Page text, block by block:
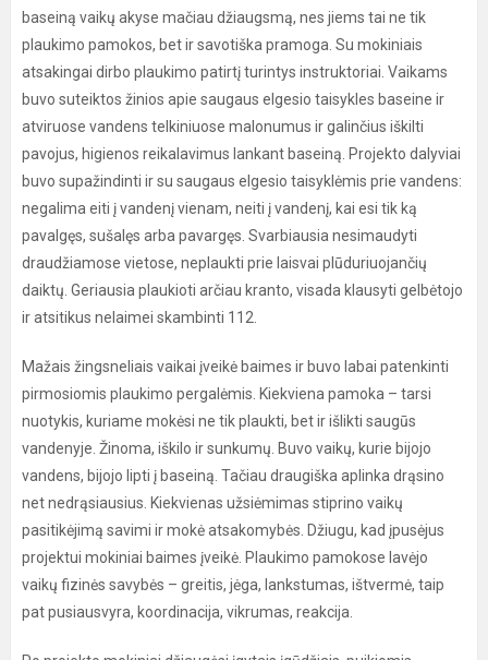
baseiną vaikų akyse mačiau džiaugsmą, nes jiems tai ne tik
plaukimo pamokos, bet ir savotiška pramoga. Su mokiniais
atsakingai dirbo plaukimo patirtį turintys instruktoriai. Vaikams
buvo suteiktos žinios apie saugaus elgesio taisykles baseine ir
atviruose vandens telkiniuose malonumus ir galinčius iškilti
pavojus, higienos reikalavimus lankant baseiną. Projekto dalyviai
buvo supažindinti ir su saugaus elgesio taisyklėmis prie vandens:
negalima eiti į vandenį vienam, neiti į vandenį, kai esi tik ką
pavalgęs, sušalęs arba pavargęs. Svarbiausia nesimaudyti
draudžiamose vietose, neplaukti prie laisvai plūduriuojančių
daiktų. Geriausia plaukioti arčiau kranto, visada klausyti gelbėtojo
ir atsitikus nelaimei skambinti 112.
Mažais žingsneliais vaikai įveikė baimes ir buvo labai patenkinti
pirmosiomis plaukimo pergalėmis. Kiekviena pamoka – tarsi
nuotykis, kuriame mokėsi ne tik plaukti, bet ir išlikti saugūs
vandenyje. Žinoma, iškilo ir sunkumų. Buvo vaikų, kurie bijojo
vandens, bijojo lipti į baseiną. Tačiau draugiška aplinka drąsino
net nedrąsiausius. Kiekvienas užsiėmimas stiprino vaikų
pasitikėjimą savimi ir mokė atsakomybės. Džiugu, kad įpusėjus
projektui mokiniai baimes įveikė. Plaukimo pamokose lavėjo
vaikų fizinės savybės – greitis, jėga, lankstumas, ištvermė, taip
pat pusiausvyra, koordinacija, vikrumas, reakcija.